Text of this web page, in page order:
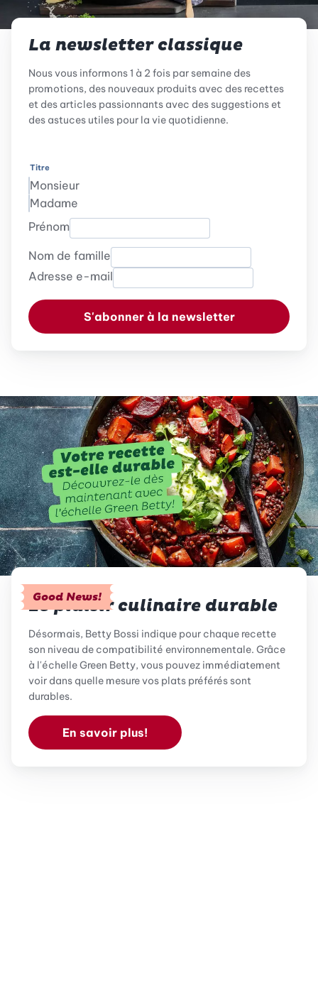
La newsletter classique
Nous vous informons 1 à 2 fois par semaine des
promotions, des nouveaux produits avec des recettes
et des articles passionnants avec des suggestions et
des astuces utiles pour la vie quotidienne.
Titre
Monsieur
Madame
Prénom
Nom de famille
Adresse e-mail
S'abonner à la newsletter
Good News!
Le plaisir culinaire durable
Désormais, Betty Bossi indique pour chaque recette
son niveau de compatibilité environnementale. Grâce
à l'échelle Green Betty, vous pouvez immédiatement
voir dans quelle mesure vos plats préférés sont
durables.
En savoir plus!